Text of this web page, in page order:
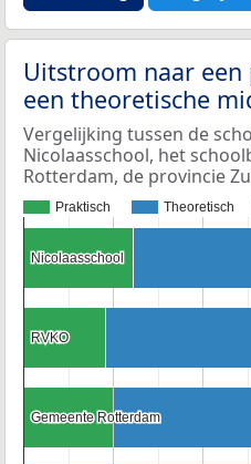
Uitstroom naar
een theoretische
Vergelijking tussen de
Nicolaasschool, het
Rotterdam, de provincie
Praktisch Theoretisch
Nicolaasschool
Nicolaasschool
RVKO
RVKO
Gemeente Rotterdam
Gemeente Rotterdam